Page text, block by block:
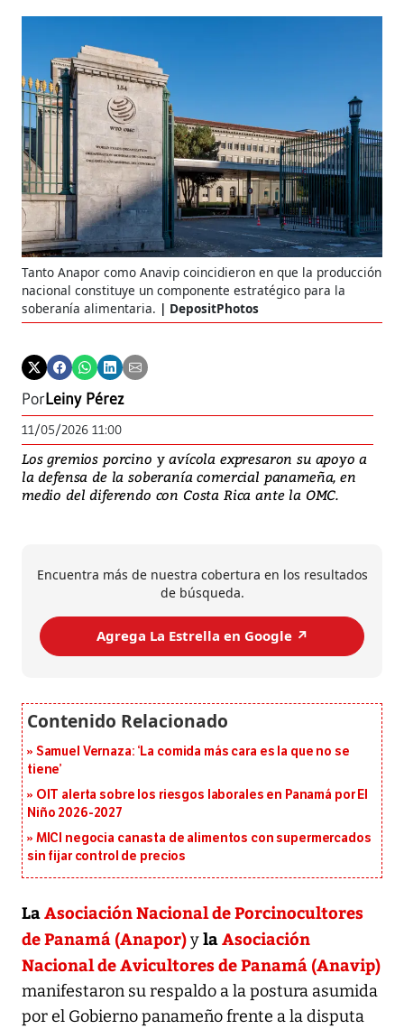
Tanto Anapor como Anavip coincidieron en que la producción
nacional constituye un componente estratégico para la
soberanía alimentaria.
DepositPhotos
PorLeiny Pérez
11/05/2026 11:00
Los gremios porcino y avícola expresaron su apoyo a
la defensa de la soberanía comercial panameña, en
medio del diferendo con Costa Rica ante la OMC.
Encuentra más de nuestra cobertura en los resultados
de búsqueda.
Agrega La Estrella en Google ↗️
Samuel Vernaza: ‘La comida más cara es la que no se
tiene’
OIT alerta sobre los riesgos laborales en Panamá por El
Niño 2026-2027
MICI negocia canasta de alimentos con supermercados
sin fijar control de precios
LaAsociación Nacional de Porcinocultores
de Panamá (Anapor)ylaAsociación
Nacional de Avicultores de Panamá (Anavip)
manifestaron su respaldo a la postura asumida
por el Gobierno panameño frente a la disputa